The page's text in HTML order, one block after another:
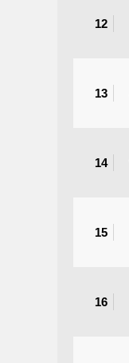
12
13
14
15
16